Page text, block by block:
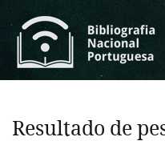
Resultado de